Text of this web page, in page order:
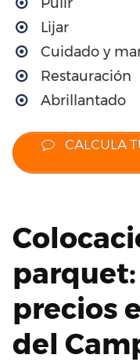
Lijar
Cuidado y
Restauración
Abrillantado
CALCULA
precios
del